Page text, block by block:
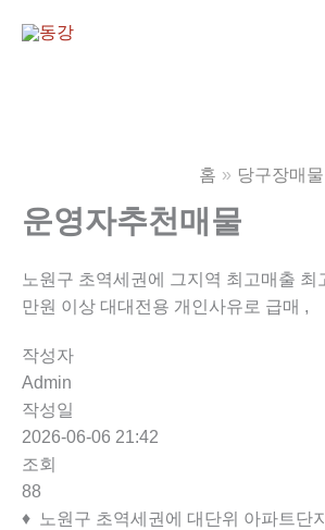
홈 당구장매물
운영자추천매물
노원구 초역세권에 그지역 최고매출 최
만원 이상 대대전용 개인사유로 급매 ,
작성자
Admin
작성일
2026-06-06 21:42
조회
88
♦ 노원구 초역세권에 대단위 아파트단